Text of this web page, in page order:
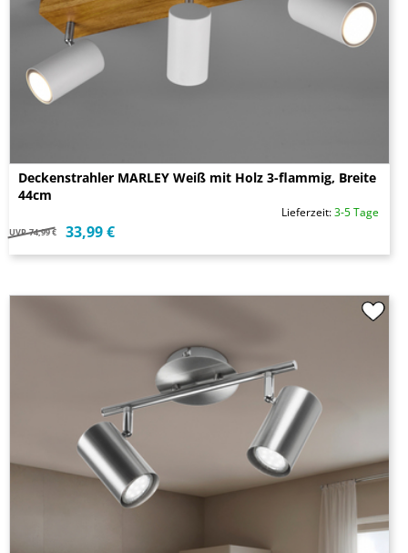
Deckenstrahler MARLEY Weiß mit Holz 3-flammig, Breite
44cm
Lieferzeit:3-5 Tage
UVP 74,99 € 33,99 €